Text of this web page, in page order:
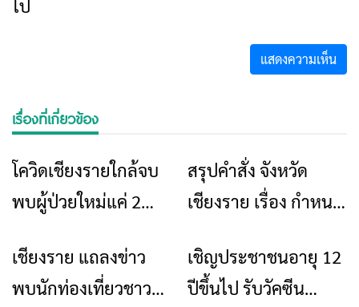
ไป
เรื่องที่เกี่ยวข้อง
ข่าวเชียงราย
โควิดเชียงรายใกล้จบ
พบผู้ป่วยใหม่แค่ 2
ข่าวเชียงราย
สรุปคำสั่ง จังหวัด
เชียงราย เรื่อง กำหนด
แพร่ระบาดของโรคติด
เชื้อไวรัสโคโรนา 2019
ข่าวเชียงราย
เชียงราย แถลงข่าว
พบนักท่องเที่ยวชาว
ข่าวเชียงราย
เชิญประชาชนอายุ 12
ปีขึ้นไป รับวัคซีน